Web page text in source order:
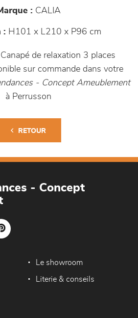
: CALIA
: H101 x L210 x P96 cm
de relaxation 3 places
sur commande dans votre
- Concept Ameublement
à Perrusson
RETOUR
- Concept
Le showroom
Literie & conseils